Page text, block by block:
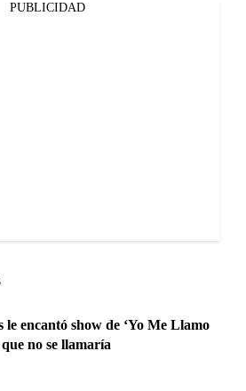
PUBLICIDAD
le encantó show de ‘Yo Me Llamo
no se llamaría